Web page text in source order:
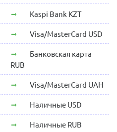
Kaspi Bank KZT
Visa/MasterCard USD
Банковская карта
RUB
Visa/MasterCard UAH
Наличные USD
Наличные RUB